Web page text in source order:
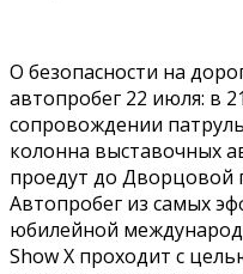
О безопасности на
автопробег 22 июля: в
сопровождении
колонна выставочных
проедут до Дворцовой
Автопробег из самых
юбилейной
Show X проходит с